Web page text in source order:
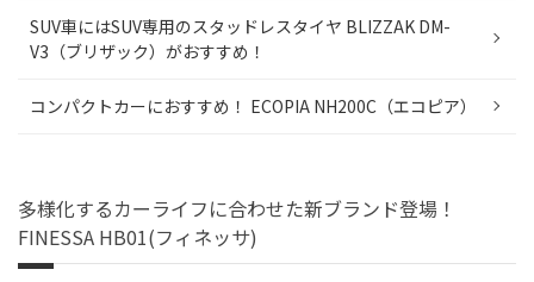
SUV車にはSUV専用のスタッドレスタイヤ BLIZZAK DM-
V3（ブリザック）がおすすめ！
コンパクトカーにおすすめ！ ECOPIA NH200C（エコピア）
多様化するカーライフに合わせた新ブランド登場！
FINESSA HB01(フィネッサ)